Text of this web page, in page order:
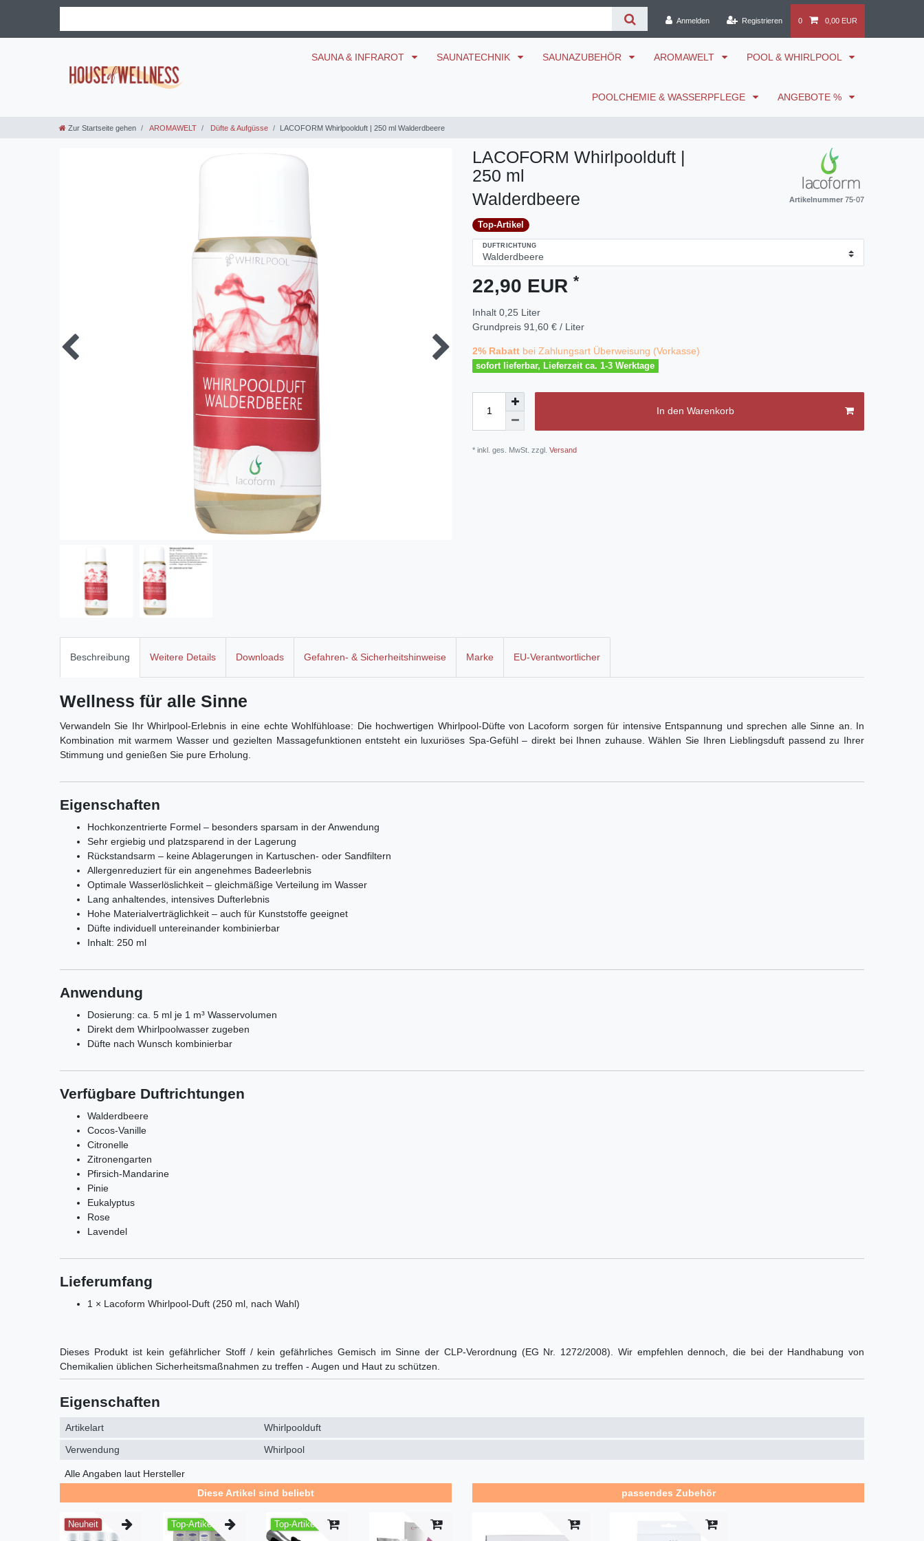
Anmelden Registrieren 0 0,00 EUR
SAUNA & INFRAROT SAUNATECHNIK SAUNAZUBEHÖR AROMAWELT POOL & WHIRLPOOL
POOLCHEMIE & WASSERPFLEGE ANGEBOTE %
Zur Startseite gehen AROMAWELT Düfte & Aufgüsse LACOFORM Whirlpoolduft | 250 ml Walderdbeere
LACOFORM Whirlpoolduft |
250 ml
Walderdbeere
Artikelnummer 75-07
Top-Artikel
DUFTRICHTUNG
22,90 EUR *
Inhalt 0,25 Liter
Grundpreis 91,60 € / Liter
2% Rabatt bei Zahlungsart Überweisung (Vorkasse)
sofort lieferbar, Lieferzeit ca. 1-3 Werktage
In den Warenkorb
* inkl. ges. MwSt. zzgl. Versand
Beschreibung Weitere Details Downloads Gefahren- & Sicherheitshinweise Marke EU-Verantwortlicher
Wellness für alle Sinne
Verwandeln Sie Ihr Whirlpool-Erlebnis in eine echte Wohlfühloase: Die hochwertigen Whirlpool-Düfte von Lacoform sorgen für intensive Entspannung und sprechen alle Sinne an. In
Kombination mit warmem Wasser und gezielten Massagefunktionen entsteht ein luxuriöses Spa-Gefühl – direkt bei Ihnen zuhause. Wählen Sie Ihren Lieblingsduft passend zu Ihrer
Stimmung und genießen Sie pure Erholung.
Eigenschaften
Hochkonzentrierte Formel – besonders sparsam in der Anwendung
Sehr ergiebig und platzsparend in der Lagerung
Rückstandsarm – keine Ablagerungen in Kartuschen- oder Sandfiltern
Allergenreduziert für ein angenehmes Badeerlebnis
Optimale Wasserlöslichkeit – gleichmäßige Verteilung im Wasser
Lang anhaltendes, intensives Dufterlebnis
Hohe Materialverträglichkeit – auch für Kunststoffe geeignet
Düfte individuell untereinander kombinierbar
Inhalt: 250 ml
Anwendung
Dosierung: ca. 5 ml je 1 m³ Wasservolumen
Direkt dem Whirlpoolwasser zugeben
Düfte nach Wunsch kombinierbar
Verfügbare Duftrichtungen
Walderdbeere
Cocos-Vanille
Citronelle
Zitronengarten
Pfirsich-Mandarine
Pinie
Eukalyptus
Rose
Lavendel
Lieferumfang
1 × Lacoform Whirlpool-Duft (250 ml, nach Wahl)
Dieses Produkt ist kein gefährlicher Stoff / kein gefährliches Gemisch im Sinne der CLP-Verordnung (EG Nr. 1272/2008). Wir empfehlen dennoch, die bei der Handhabung von
Chemikalien üblichen Sicherheitsmaßnahmen zu treffen - Augen und Haut zu schützen.
Eigenschaften
Artikelart Whirlpoolduft
Verwendung Whirlpool
Alle Angaben laut Hersteller
Diese Artikel sind beliebt
Neuheit Top-Artikel Top-Artikel
passendes Zubehör